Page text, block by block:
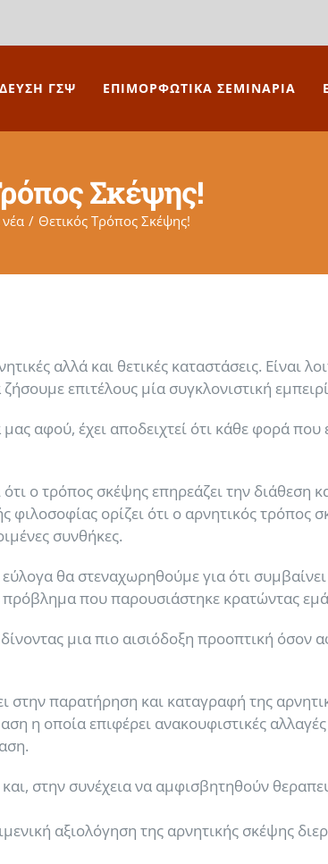
ΓΣΨ ΕΠΙΜΟΡΦΩΤΙΚΑ ΣΕΜΙΝΑΡΙΑ
Σκέψης!
Θετικός Τρόπος Σκέψης!
αλλά και θετικές καταστάσεις. Είναι
επιτέλους μία συγκλονιστική
αφού, έχει αποδειχτεί ότι κάθε φορά που
ο τρόπος σκέψης επηρεάζει την διάθεση
ορίζει ότι ο αρνητικός τρόπος
συνθήκες.
θα στεναχωρηθούμε για ότι
που παρουσιάστηκε κρατώντας
μια πιο αισιόδοξη προοπτική όσον
παρατήρηση και καταγραφή της
η οποία επιφέρει ανακουφιστικές
στην συνέχεια να αμφισβητηθούν
αξιολόγηση της αρνητικής σκέψης